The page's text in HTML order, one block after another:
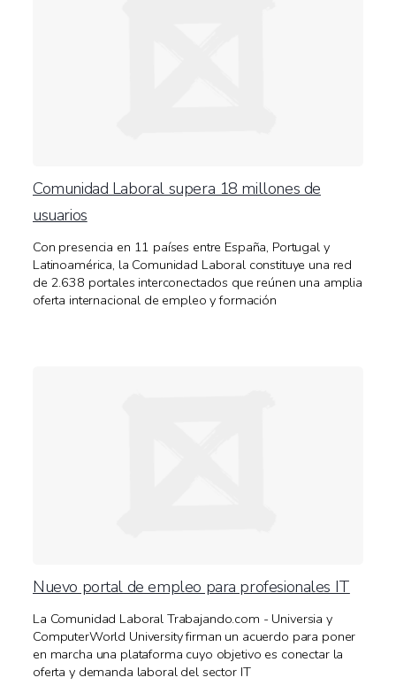
Comunidad Laboral supera 18 millones de
usuarios
Con presencia en 11 países entre España, Portugal y
Latinoamérica, la Comunidad Laboral constituye una red
de 2.638 portales interconectados que reúnen una amplia
oferta internacional de empleo y formación
Nuevo portal de empleo para profesionales IT
La Comunidad Laboral Trabajando.com - Universia y
ComputerWorld University firman un acuerdo para poner
en marcha una plataforma cuyo objetivo es conectar la
oferta y demanda laboral del sector IT